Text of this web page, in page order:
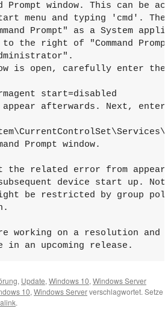
Prompt window. This can be
menu and typing 'cmd'.
Prompt" as a System
the right of "Command
is open, carefully enter
start=disabled
appear afterwards. Next,
Prompt window.
the related error from
device start up.
be restricted by group
working on a resolution
in an upcoming release.
, Update, Windows 10, Windows Server
10, Windows Serververschlagwortet. Setze
.